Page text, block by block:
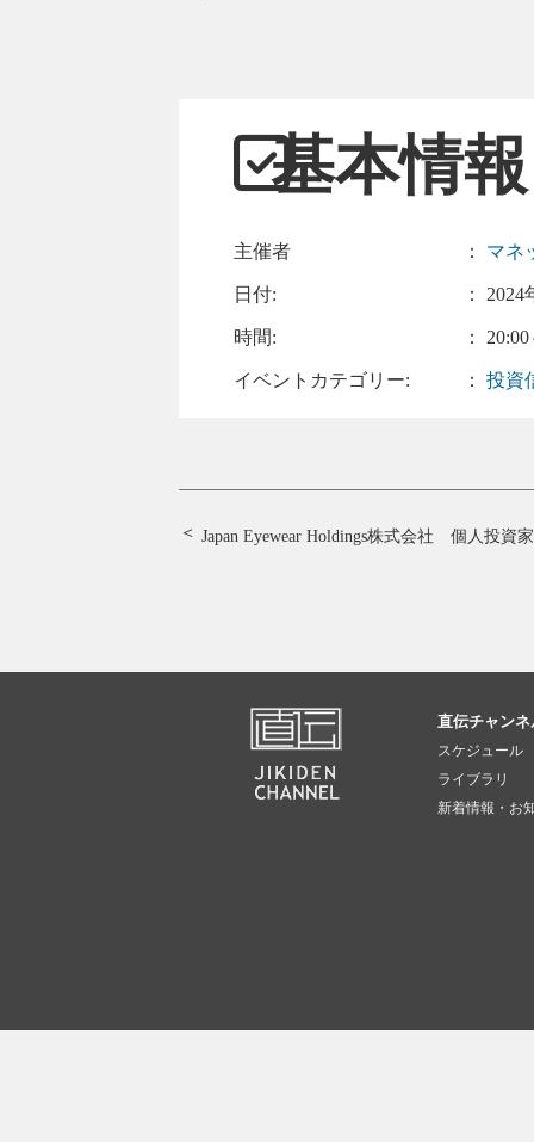
基本情報
主催者 ： マネ
日付: ： 2024
時間: ：
イベントカテゴリー: ：投資
Japan Eyewear Holdings株式会社 個人投資
直伝チャン
スケジュール
ライブラリ
新着情報・お